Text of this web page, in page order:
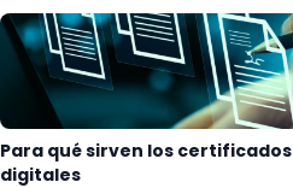
Para qué sirven los certificados
digitales